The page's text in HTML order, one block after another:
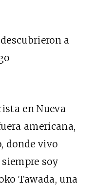
a
en Nueva
americana,
donde vivo
soy
Tawada, una